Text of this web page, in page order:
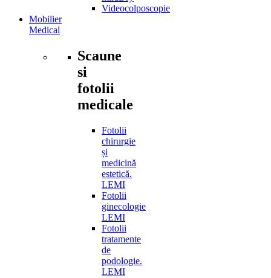
Videocolposcopie
Mobilier
Medical
Scaune
si
fotolii
medicale
Fotolii
chirurgie
și
medicină
estetică.
LEMI
Fotolii
ginecologie
LEMI
Fotolii
tratamente
de
podologie.
LEMI